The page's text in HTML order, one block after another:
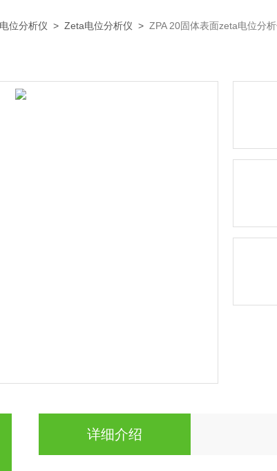
位分析仪 > Zeta电位分析仪 > ZPA 20固体表面zeta电位分
详细介绍